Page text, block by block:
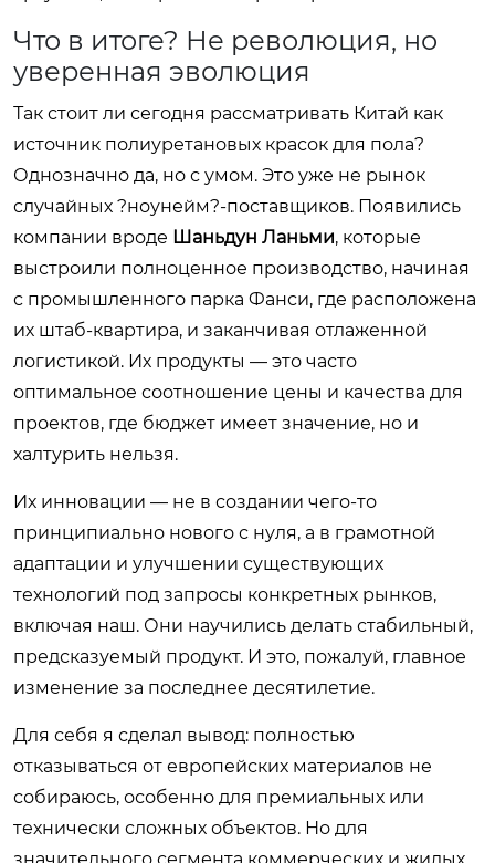
Что в итоге? Не революция, но
уверенная эволюция
Так стоит ли сегодня рассматривать Китай как
источник полиуретановых красок для пола?
Однозначно да, но с умом. Это уже не рынок
случайных ?ноунейм?-поставщиков. Появились
компании вроде Шаньдун Ланьми, которые
выстроили полноценное производство, начиная
с промышленного парка Фанси, где расположена
их штаб-квартира, и заканчивая отлаженной
логистикой. Их продукты — это часто
оптимальное соотношение цены и качества для
проектов, где бюджет имеет значение, но и
халтурить нельзя.
Их инновации — не в создании чего-то
принципиально нового с нуля, а в грамотной
адаптации и улучшении существующих
технологий под запросы конкретных рынков,
включая наш. Они научились делать стабильный,
предсказуемый продукт. И это, пожалуй, главное
изменение за последнее десятилетие.
Для себя я сделал вывод: полностью
отказываться от европейских материалов не
собираюсь, особенно для премиальных или
технически сложных объектов. Но для
значительного сегмента коммерческих и жилых